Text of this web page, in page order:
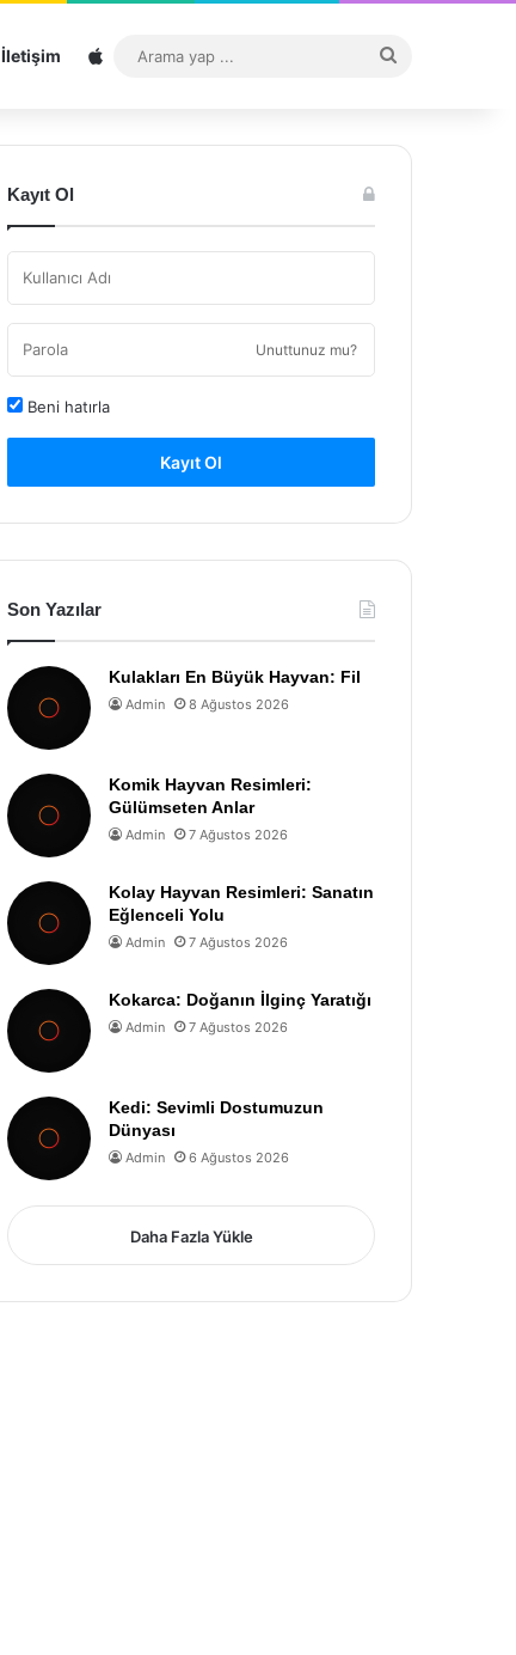
İletişim Sitemap
...
Kayıt Ol
Unuttunuz mu?
Beni hatırla
Kayıt Ol
Son Yazılar
Kulakları En Büyük Hayvan: Fil
Admin 8 Ağustos 2026
Komik Hayvan Resimleri:
Gülümseten Anlar
Admin 7 Ağustos 2026
Kolay Hayvan Resimleri: Sanatın
Eğlenceli Yolu
Admin 7 Ağustos 2026
Kokarca: Doğanın İlginç Yaratığı
Admin 7 Ağustos 2026
Kedi: Sevimli Dostumuzun
Dünyası
Admin 6 Ağustos 2026
Daha Fazla Yükle